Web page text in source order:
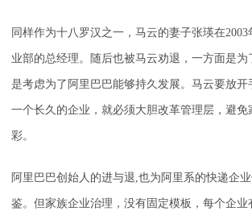
同样作为十八罗汉之一，马云的妻子张瑛在
业部的总经理。随后也被马云劝退，一方面是
是考虑为了阿里巴巴能够持久发展。马云要放开
一个长久的企业，就必须大胆改革管理层，避免
彩。
阿里巴巴创始人的进与退,也为阿里系的快递企
鉴。但家族企业治理，没有固定模板，每个企